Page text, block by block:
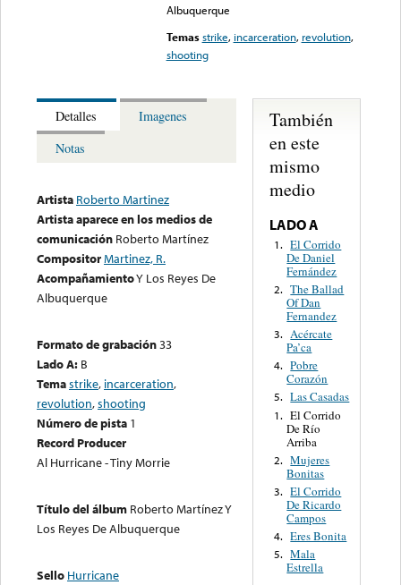
Albuquerque
Temas strike, incarceration, revolution,
shooting
Detalles
Imagenes
Notas
Artista Roberto Martinez
Artista aparece en los medios de
comunicación Roberto Martínez
CompositorMartinez, R.
AcompañamientoY Los Reyes De
Albuquerque
Formato de grabación33
Lado A: B
Temastrike, incarceration,
revolution,shooting
Número de pista 1
Record Producer
Al Hurricane - Tiny Morrie
Título del álbum Roberto Martínez Y
Los Reyes De Albuquerque
Sello Hurricane
También
en este
mismo
medio
LADO A
1. El Corrido
De Daniel
Fernández
2. The Ballad
Of Dan
Fernandez
3. Acércate
Pa’ca
4. Pobre
Corazón
5. Las Casadas
1. El Corrido
De Río
Arriba
2. Mujeres
Bonitas
3. El Corrido
De Ricardo
Campos
4. Eres Bonita
5. Mala
Estrella